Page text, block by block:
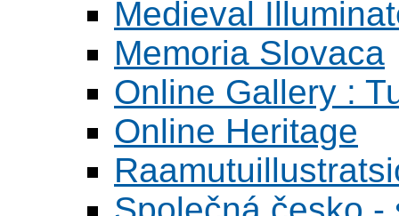
Medieval
Memoria Slovaca
Online Gallery :
Online Heritage